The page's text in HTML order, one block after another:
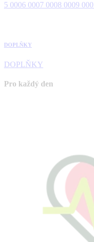
5 0006 0007 0008 0009 000
DOPLŇKY
DOPLŇKY
Pro každý den